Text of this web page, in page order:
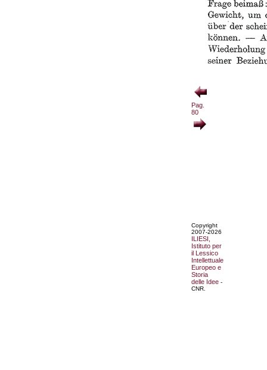
Pag.
80
Copyright
2007-2026
ILIESI,
Istituto per
il Lessico
Intellettuale
Europeo e
Storia
delle Idee -
CNR.